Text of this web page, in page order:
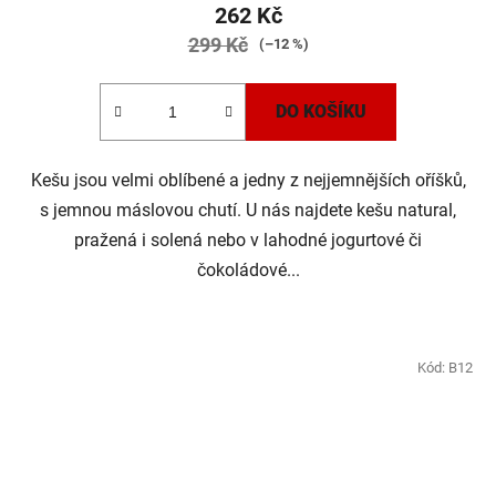
262 Kč
299 Kč (–12 %)
DO KOŠÍKU
Kešu jsou velmi oblíbené a jedny z nejjemnějších oříšků,
s jemnou máslovou chutí. U nás najdete kešu natural,
pražená i solená nebo v lahodné jogurtové či
čokoládové...
Kód: B12